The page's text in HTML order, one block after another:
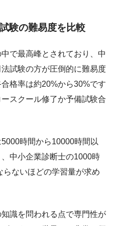
験の難易度を比較
で最高峰とされており、中
試験の方が圧倒的に難易度
格率は約20%から30%です
スクール修了か予備試験合
時間から10000時間以
中小企業診断士の1000時
らないほどの学習量が求め
識を問われる点で専門性が